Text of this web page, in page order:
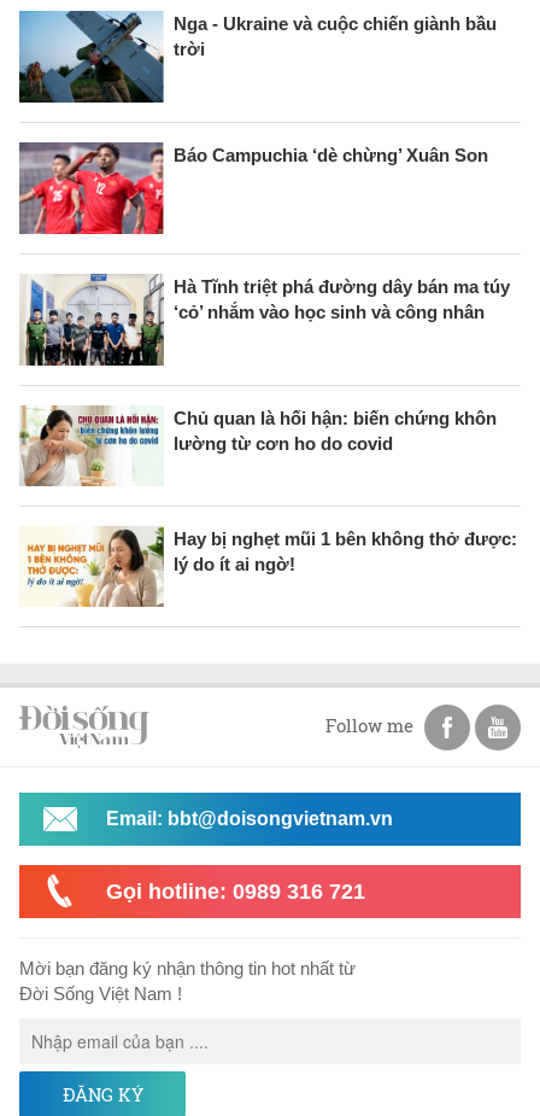
Nga - Ukraine và cuộc chiến giành bầu
trời
Báo Campuchia ‘dè chừng’ Xuân Son
Hà Tĩnh triệt phá đường dây bán ma túy
‘cỏ’ nhắm vào học sinh và công nhân
Chủ quan là hối hận: biến chứng khôn
lường từ cơn ho do covid
Hay bị nghẹt mũi 1 bên không thở được:
lý do ít ai ngờ!
Follow me
Email: bbt@doisongvietnam.vn
Gọi hotline: 0989 316 721
Mời bạn đăng ký nhận thông tin hot nhất từ
Đời Sống Việt Nam !
ĐĂNG KÝ